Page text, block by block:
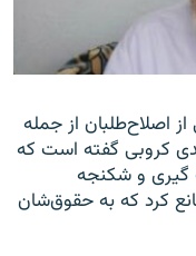
اصلاح‌طلبان از جمله
کروبی گفته است که
گيری و شکنجه
کرد که به حقوق‌شان